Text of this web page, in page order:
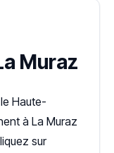
Muraz
Haute-
à La Muraz
sur